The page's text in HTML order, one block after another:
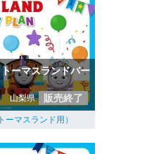
ーマスランドバー
山梨県 販売終了
マスランド用）